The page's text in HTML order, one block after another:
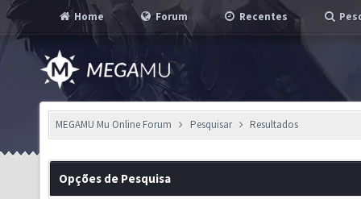
Home Forum Recentes
MEGAMU Mu Online Forum Pesquisar Resultados
Opções de Pesquisa